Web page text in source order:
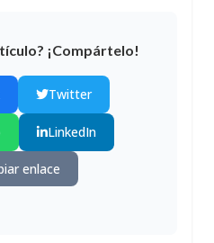
¡Compártelo!
Twitter
LinkedIn
enlace